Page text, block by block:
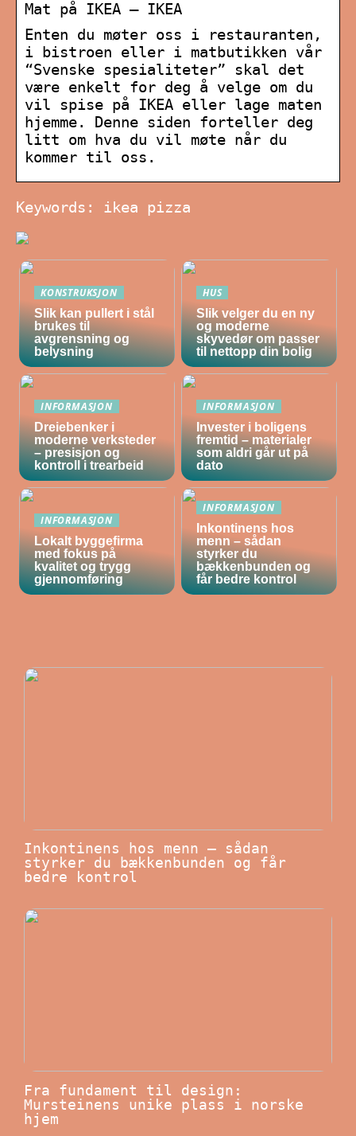
Mat på IKEA – IKEA
Enten du møter oss i restauranten,
i bistroen eller i matbutikken vår
“Svenske spesialiteter” skal det
være enkelt for deg å velge om du
vil spise på IKEA eller lage maten
hjemme. Denne siden forteller deg
litt om hva du vil møte når du
kommer til oss.
Keywords: ikea pizza
KONSTRUKSJON
Slik kan pullert i stål
brukes til
avgrensning og
belysning
HUS
Slik velger du en ny
og moderne
skyvedør om passer
til nettopp din bolig
INFORMASJON
Dreiebenker i
moderne verksteder
– presisjon og
kontroll i trearbeid
INFORMASJON
Invester i boligens
fremtid – materialer
som aldri går ut på
dato
INFORMASJON
Lokalt byggefirma
med fokus på
kvalitet og trygg
gjennomføring
INFORMASJON
Inkontinens hos
menn – sådan
styrker du
bækkenbunden og
får bedre kontrol
Inkontinens hos menn – sådan
styrker du bækkenbunden og får
bedre kontrol
Fra fundament til design:
Mursteinens unike plass i norske
hjem